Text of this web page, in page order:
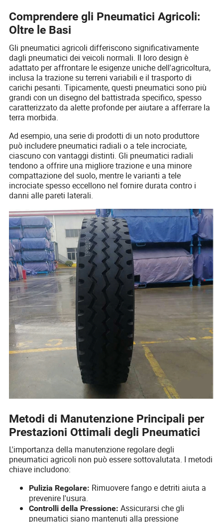
Comprendere gli Pneumatici Agricoli:
Oltre le Basi
Gli pneumatici agricoli differiscono significativamente
dagli pneumatici dei veicoli normali. Il loro design è
adattato per affrontare le esigenze uniche dell'agricoltura,
inclusa la trazione su terreni variabili e il trasporto di
carichi pesanti. Tipicamente, questi pneumatici sono più
grandi con un disegno del battistrada specifico, spesso
caratterizzato da alette profonde per aiutare a afferrare la
terra morbida.
Ad esempio, una serie di prodotti di un noto produttore
può includere pneumatici radiali o a tele incrociate,
ciascuno con vantaggi distinti. Gli pneumatici radiali
tendono a offrire una migliore trazione e una minore
compattazione del suolo, mentre le varianti a tele
incrociate spesso eccellono nel fornire durata contro i
danni alle pareti laterali.
Metodi di Manutenzione Principali per
Prestazioni Ottimali degli Pneumatici
L'importanza della manutenzione regolare degli
pneumatici agricoli non può essere sottovalutata. I metodi
chiave includono:
Pulizia Regolare: Rimuovere fango e detriti aiuta a
prevenire l'usura.
Controlli della Pressione: Assicurarsi che gli
pneumatici siano mantenuti alla pressione